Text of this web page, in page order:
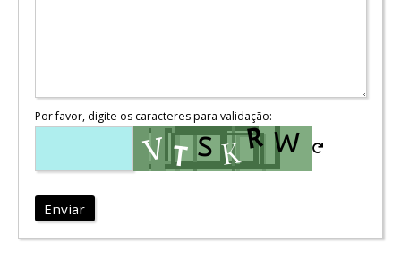
Por favor, digite os caracteres para validação:
Enviar